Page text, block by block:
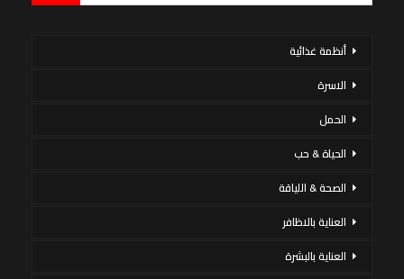
أنظمة غذائية
الاسرة
الحمل
الحياة & حب
الصحة & اللياقة
العناية بالاظافر
العناية بالبشرة